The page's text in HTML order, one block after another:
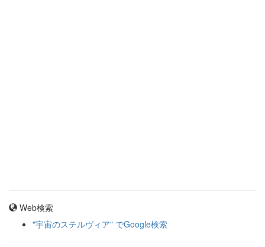
Web検索
"宇宙のステルヴィア" でGoogle検索